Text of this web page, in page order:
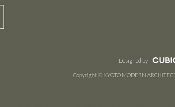
Designed by
Copyright © KYOTO MODERN